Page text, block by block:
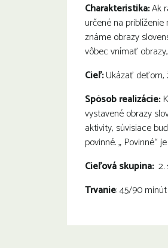
Charakteristika:Ak
určené na
známe obrazy
vôbec vnímať
Cieľ:Ukázať deťom,
Spôsob realizácie:
vystavené obrazy
aktivity, súvisiace
povinné. „ Povinné“
Cieľová skupina:
Trvanie: 45/90 minút